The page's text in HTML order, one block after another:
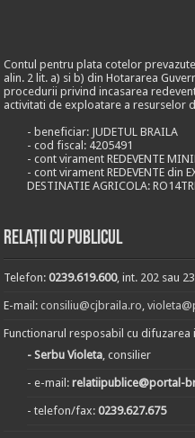
Contul pentru plata cotelor
alin. 2 lit. a) si b) din Hotararea
procedurii privind incasarea
activitati de exploatare a resurselor
- beneficiar: JUDETUL BRAILA
- cod fiscal: 4205491
- cont virament REDEVENTE
- cont virament REDEVENTE din
DESTINATIE AGRICOLA:
Relații cu publicul
Telefon:0239.619.600, int. 202 sau
E-mail:consiliu@cjbraila.ro,
Functionarul resposabil cu
- Serbu Violeta, consilier
- e-mail:relatiipublice@portal-
- telefon/fax:0239.627.675